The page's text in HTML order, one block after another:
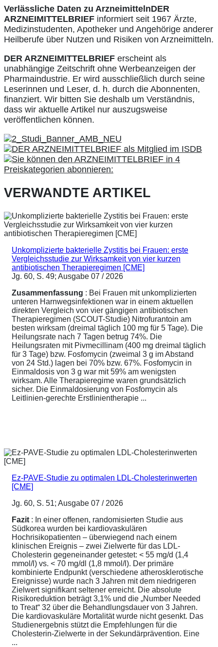
Verlässliche Daten zu ArzneimittelnDER
ARZNEIMITTELBRIEF informiert seit 1967 Ärzte,
Medizinstudenten, Apotheker und Angehörige anderer
Heilberufe über Nutzen und Risiken von Arzneimitteln.
DER ARZNEIMITTELBRIEF erscheint als
unabhängige Zeitschrift ohne Werbeanzeigen der
Pharmaindustrie. Er wird ausschließlich durch seine
Leserinnen und Leser, d. h. durch die Abonnenten,
finanziert. Wir bitten Sie deshalb um Verständnis,
dass wir aktuelle Artikel nur auszugsweise
veröffentlichen können.
VERWANDTE ARTIKEL
Unkomplizierte bakterielle Zystitis bei Frauen: erste
Vergleichsstudie zur Wirksamkeit von vier kurzen
antibiotischen Therapieregimen [CME]
Jg. 60, S. 49; Ausgabe 07 / 2026
Zusammenfassung : Bei Frauen mit unkomplizierten
unteren Harnwegsinfektionen war in einem aktuellen
direkten Vergleich von vier gängigen antibiotischen
Therapieregimen (SCOUT-Studie) Nitrofurantoin am
besten wirksam (dreimal täglich 100 mg für 5 Tage). Die
Heilungsrate nach 7 Tagen betrug 74%. Die
Heilungsraten mit Pivmecillinam (400 mg dreimal täglich
für 3 Tage) bzw. Fosfomycin (zweimal 3 g im Abstand
von 24 Std.) lagen bei 70% bzw. 67%. Fosfomycin in
Einmaldosis von 3 g war mit 59% am wenigsten
wirksam. Alle Therapieregime waren grundsätzlich
sicher. Die Einmaldosierung von Fosfomycin als
Leitlinien-gerechte Erstlinientherapie ...
Ez-PAVE-Studie zu optimalen LDL-Cholesterinwerten
[CME]
Jg. 60, S. 51; Ausgabe 07 / 2026
Fazit : In einer offenen, randomisierten Studie aus
Südkorea wurden bei kardiovaskulären
Hochrisikopatienten – überwiegend nach einem
klinischen Ereignis – zwei Zielwerte für das LDL-
Cholesterin gegeneinander getestet: < 55 mg/d (1,4
mmol/l) vs. < 70 mg/dl (1,8 mmol/l). Der primäre
kombinierte Endpunkt (verschiedene atherosklerotische
Ereignisse) wurde nach 3 Jahren mit dem niedrigeren
Zielwert signifikant seltener erreicht. Die absolute
Risikoreduktion beträgt 3,1% und die „Number Needed
to Treat“ 32 über die Behandlungsdauer von 3 Jahren.
Die kardiovaskuläre Mortalität wurde nicht gesenkt. Das
Studienergebnis stützt die Empfehlungen für die
Cholesterin-Zielwerte in der Sekundärprävention. Eine
...